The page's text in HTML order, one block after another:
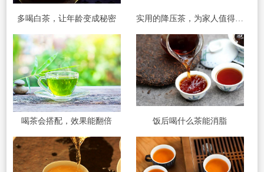
多喝白茶，让年龄变成秘密 实用的降压茶，为家人值得收藏
喝茶会搭配，效果能翻倍 饭后喝什么茶能消脂